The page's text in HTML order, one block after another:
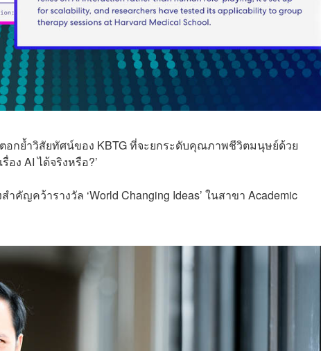
ตอกย้ำวิสัยทัศน์ของ KBTG ที่จะยกระดับคุณภาพชีวิตมนุษย์ด้วย
ง AI ได้จริงหรือ?’
ำคัญคว้ารางวัล ‘World Changing Ideas’ ในสาขา Academic